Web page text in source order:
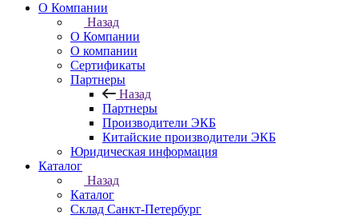
О Компании
Назад
О Компании
О компании
Сертификаты
Партнеры
Назад
Партнеры
Производители ЭКБ
Китайские производители ЭКБ
Юридическая информация
Каталог
Назад
Каталог
Cклад Санкт-Петербург